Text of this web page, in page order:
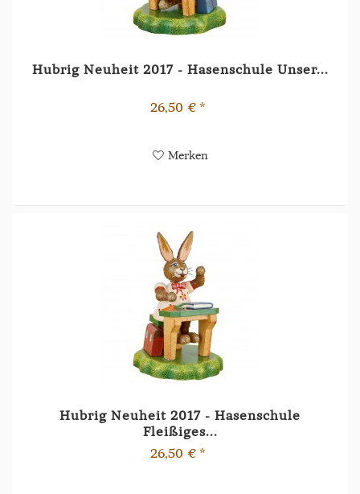
Hubrig Neuheit 2017 - Hasenschule Unser...
26,50 € *
Merken
Hubrig Neuheit 2017 - Hasenschule
Fleißiges...
26,50 € *